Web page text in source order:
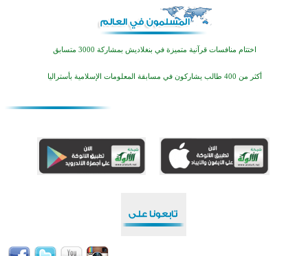
اختتام منافسات قرآنية متميزة في بنغلاديش بمشاركة 3000 متسابق
أكثر من 400 طالب يشاركون في مسابقة المعلومات الإسلامية بأستراليا
أكبر مشروع إسلامي في ريف أستراليا يفتتح أبوابه بعد سنوات من العمل والعطاء
اختتام الدورة التاسعة لمسابقة حفظ وتلاوة القرآن الكريم في أزناكاييف